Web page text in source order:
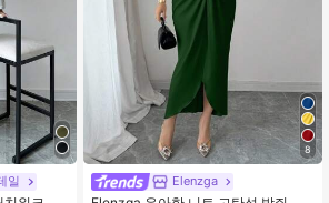
일
리스마스, 새해, 새해 옷, 새해 옷, 여성
을위한 추수 감사절 의상, 파티, 해변,
졸업, 우아한, 정장, 여성 정장, 섹시,
휴가, 휴가 의상 여성, 세련된 캐주얼
통근 복, 비즈니스 오피스 복, 다재다
능하고 세련된 일상 캐주얼 복, 도시
교사의 전문 복장
8
Elenzga